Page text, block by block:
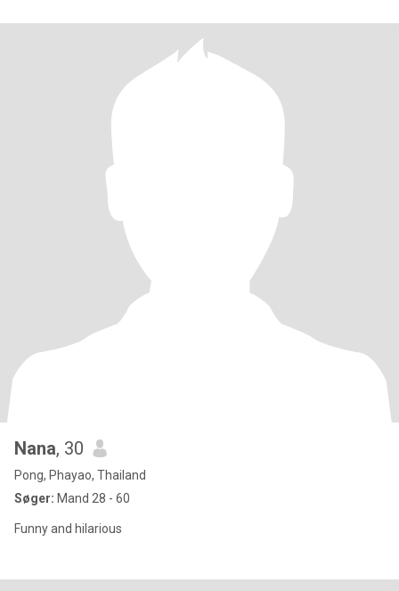
Nana, 30
Pong, Phayao, Thailand
Søger: Mand 28 - 60
Funny and hilarious